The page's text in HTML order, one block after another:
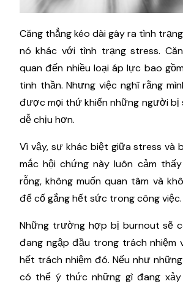
Căng thẳng kéo dài gây ra tình
nó khác với tình trạng stress.
quan đến nhiều loại áp lực bao
tinh thần. Nhưng việc nghĩ rằng
được mọi thứ khiến những người bị
dễ chịu hơn.
Vì vậy, sự khác biệt giữa stress và
mắc hội chứng này luôn cảm
rỗng, không muốn quan tâm và
để cố gắng hết sức trong công việc.
Những trường hợp bị burnout sẽ
đang ngập đầu trong trách nhiệm
hết trách nhiệm đó. Nếu như
có thể ý thức những gì đang